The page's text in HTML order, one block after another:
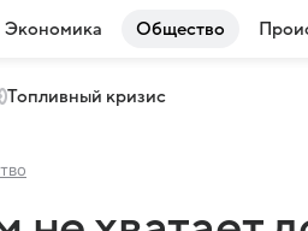
Экономика Общество
Топливный кризис